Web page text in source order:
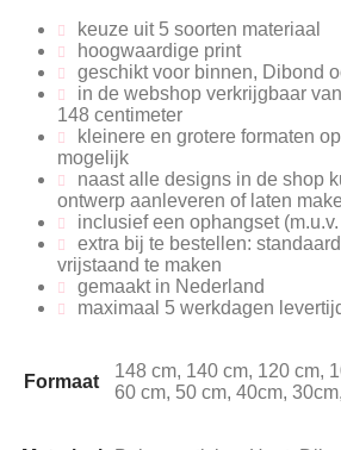
keuze uit 5 soorten materiaal
hoogwaardige print
geschikt voor binnen, Dibond
in de webshop verkrijgbaar van
148 centimeter
kleinere en grotere formaten
mogelijk
naast alle designs in de shop
ontwerp aanleveren of laten
inclusief een ophangset
extra bij te bestellen:
vrijstaand te maken
gemaakt in Nederland
maximaal 5 werkdagen
Formaat
148 cm, 140 cm, 120 cm,
60 cm, 50 cm, 40cm,